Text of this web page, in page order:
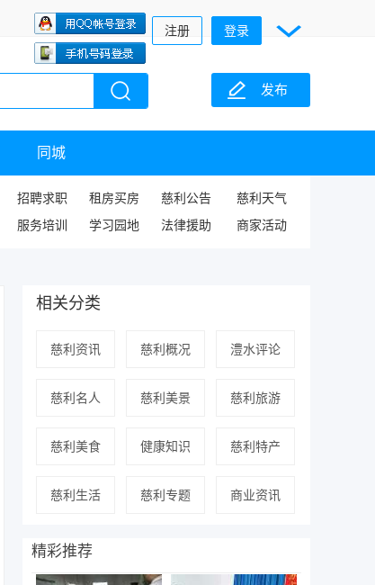
注册 登录
发布
同城
招聘求职 租房买房 慈利公告
慈利天气
服务培训
学习园地 法律援助 商家活动
相关分类
慈利资讯 慈利概况 澧水评论
慈利名人 慈利美景 慈利旅游
慈利美食 健康知识 慈利特产
慈利生活 慈利专题 商业资讯
精彩推荐